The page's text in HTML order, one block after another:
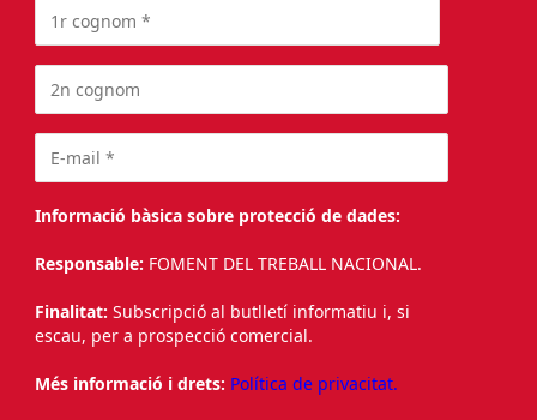
Informació bàsica sobre protecció de dades:
Responsable: FOMENT DEL TREBALL NACIONAL.
Finalitat: Subscripció al butlletí informatiu i, si
escau, per a prospecció comercial.
Més informació i drets: Política de privacitat.